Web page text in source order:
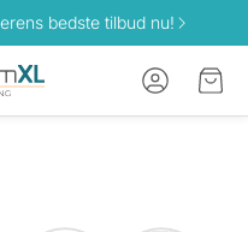
bedste tilbud nu!
Konto